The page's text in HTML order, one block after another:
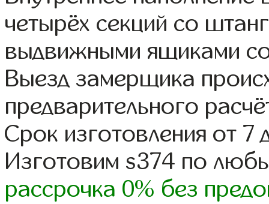
четырёх секций со
выдвижными ящиками
Выезд замерщика
предварительного
Срок изготовления от 7
Изготовим s374 по
рассрочка 0% без